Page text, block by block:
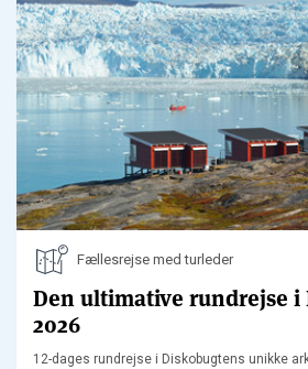
Fællesrejse med turleder
Den ultimative rundrejse i
2026
12-dages rundrejse i Diskobugtens unikke